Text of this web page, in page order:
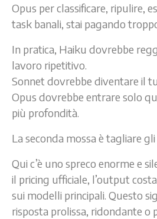
Opus per classificare, ripulire,
task banali, stai pagando
In pratica, Haiku dovrebbe
lavoro ripetitivo.
Sonnet dovrebbe diventare il
Opus dovrebbe entrare solo
più profondità.
La seconda mossa è tagliare
Qui c’è uno spreco enorme e
il pricing ufficiale, l’output
sui modelli principali. Questo
risposta prolissa, ridondante o